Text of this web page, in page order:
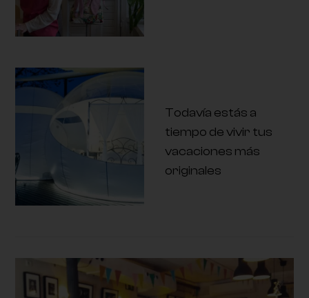
Todavía estás a
tiempo de vivir tus
vacaciones más
originales